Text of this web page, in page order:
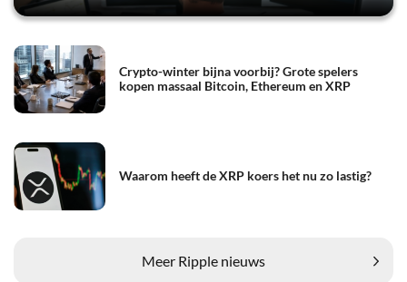
Crypto-winter bijna voorbij? Grote spelers
kopen massaal Bitcoin, Ethereum en XRP
Waarom heeft de XRP koers het nu zo lastig?
Meer Ripple nieuws